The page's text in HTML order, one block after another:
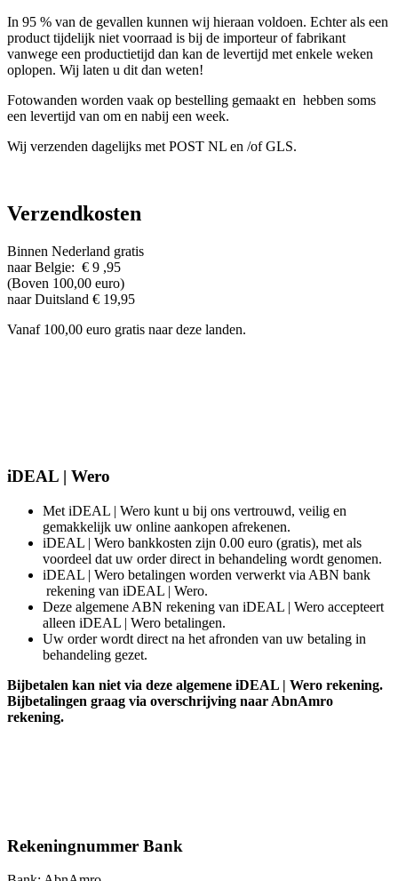
In 95 % van de gevallen kunnen wij hieraan voldoen. Echter als een
product tijdelijk niet voorraad is bij de importeur of fabrikant
vanwege een productietijd dan kan de levertijd met enkele weken
oplopen. Wij laten u dit dan weten!
Fotowanden worden vaak op bestelling gemaakt en hebben soms
een levertijd van om en nabij een week.
Wij verzenden dagelijks met POST NL en /of GLS.
Verzendkosten
Binnen Nederland gratis
naar Belgie: € 9 ,95
(Boven 100,00 euro)
naar Duitsland € 19,95
Vanaf 100,00 euro gratis naar deze landen.
iDEAL | Wero
Met iDEAL | Wero kunt u bij ons vertrouwd, veilig en
gemakkelijk uw online aankopen afrekenen.
iDEAL | Wero bankkosten zijn 0.00 euro (gratis), met als
voordeel dat uw order direct in behandeling wordt genomen.
iDEAL | Wero betalingen worden verwerkt via ABN bank
rekening van iDEAL | Wero.
Deze algemene ABN rekening van iDEAL | Wero accepteert
alleen iDEAL | Wero betalingen.
Uw order wordt direct na het afronden van uw betaling in
behandeling gezet.
Bijbetalen kan niet via deze algemene iDEAL | Wero rekening.
Bijbetalingen graag via overschrijving naar AbnAmro
rekening.
Rekeningnummer Bank